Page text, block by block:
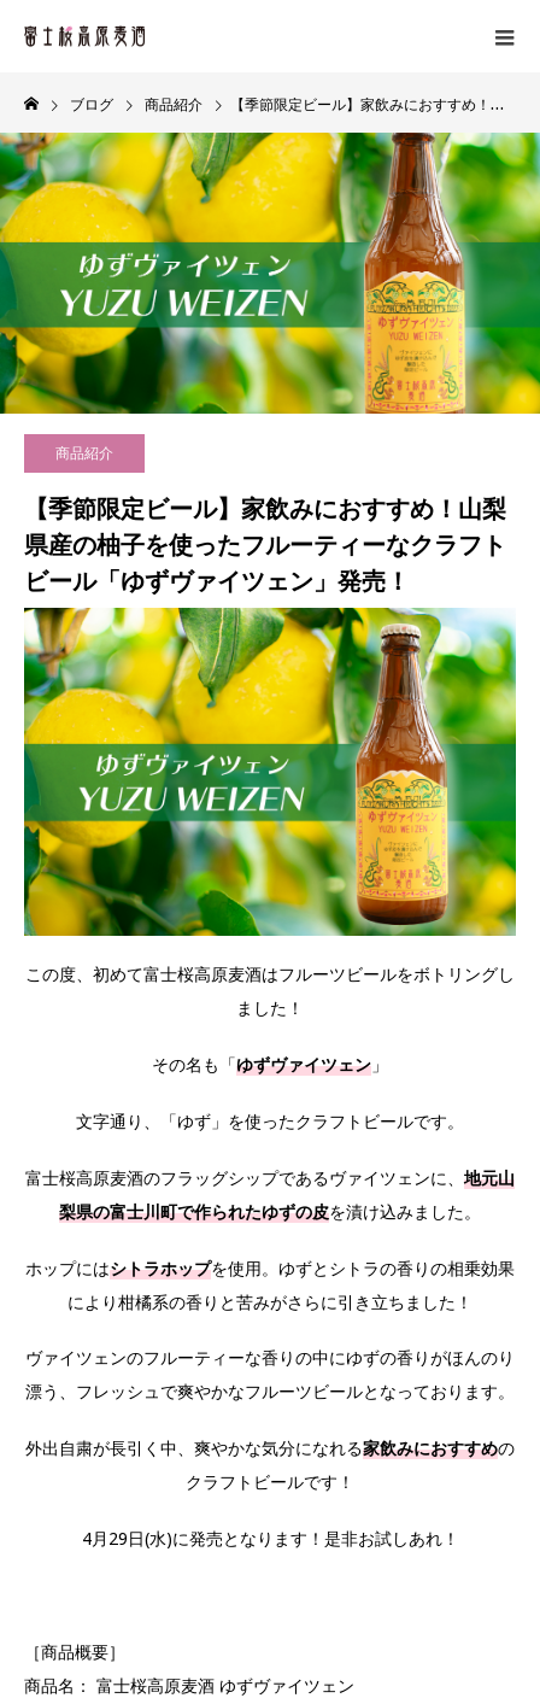
ブログ 商品紹介 【季節限定ビール】家飲みにおすすめ！山梨県産の柚子を使ったフルーティーなクラフトビール「ゆずヴァイツェン」発売！
商品紹介
【季節限定ビール】家飲みにおすすめ！山梨
県産の柚子を使ったフルーティーなクラフト
ビール「ゆずヴァイツェン」発売！
この度、初めて富士桜高原麦酒はフルーツビールをボトリングし
ました！
その名も「ゆずヴァイツェン 」
文字通り、「ゆず」を使ったクラフトビールです。
富士桜高原麦酒のフラッグシップであるヴァイツェンに、 地元山
梨県の富士川町で作られたゆずの皮を漬け込みました。
ホップにはシトラホップを使用。ゆずとシトラの香りの相乗効果
により柑橘系の香りと苦みがさらに引き立ちました！
ヴァイツェンのフルーティーな香りの中にゆずの香りがほんのり
漂う、フレッシュで爽やかなフルーツビールとなっております。
外出自粛が長引く中、爽やかな気分になれる家飲みにおすすめの
クラフトビールです！
4月29日(水)に発売となります！是非お試しあれ！
［商品概要］
商品名： 富士桜高原麦酒 ゆずヴァイツェン